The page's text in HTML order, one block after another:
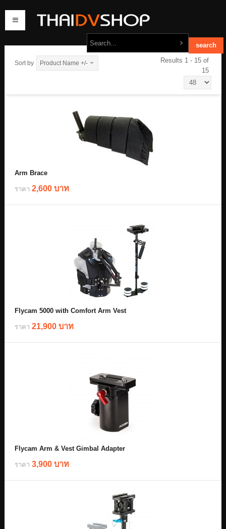
contact us
Sort by Product Name +/-
Results 1 - 15 of
15
Arm Brace
ราคา 2,600 บาท
Flycam 5000 with Comfort Arm Vest
ราคา 21,900 บาท
Flycam Arm & Vest Gimbal Adapter
ราคา 3,900 บาท